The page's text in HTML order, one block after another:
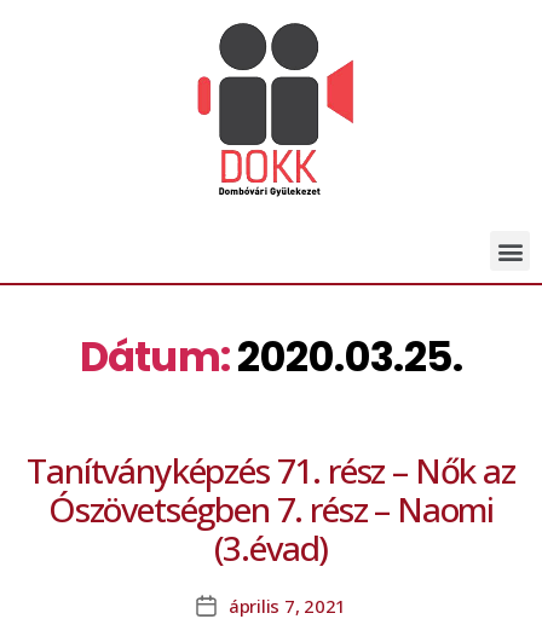
Dátum:2020.03.25.
Tanítványképzés 71. rész – Nők az
Ószövetségben 7. rész – Naomi
(3.évad)
április 7, 2021